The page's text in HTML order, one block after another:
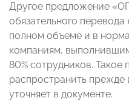
Другое предложение
обязательного
полном объеме и в
компаниям,
80% сотрудников. Такое
распространить прежде
уточняет в документе.